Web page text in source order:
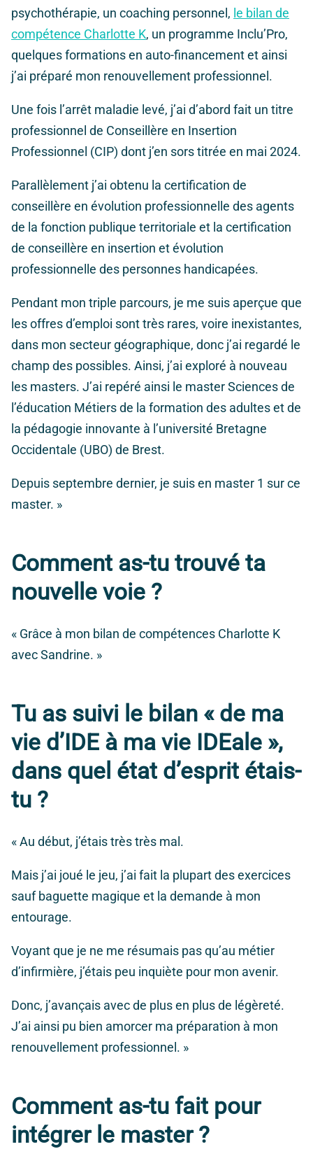
psychothérapie, un coaching personnel, le bilan de
compétence Charlotte K, un programme Inclu’Pro,
quelques formations en auto-financement et ainsi
j’ai préparé mon renouvellement professionnel.
Une fois l’arrêt maladie levé, j’ai d’abord fait un titre
professionnel de Conseillère en Insertion
Professionnel (CIP) dont j’en sors titrée en mai 2024.
Parallèlement j’ai obtenu la certification de
conseillère en évolution professionnelle des agents
de la fonction publique territoriale et la certification
de conseillère en insertion et évolution
professionnelle des personnes handicapées.
Pendant mon triple parcours, je me suis aperçue que
les offres d’emploi sont très rares, voire inexistantes,
dans mon secteur géographique, donc j’ai regardé le
champ des possibles. Ainsi, j’ai exploré à nouveau
les masters. J’ai repéré ainsi le master Sciences de
l’éducation Métiers de la formation des adultes et de
la pédagogie innovante à l’université Bretagne
Occidentale (UBO) de Brest.
Depuis septembre dernier, je suis en master 1 sur ce
master. »
Comment as-tu trouvé ta
nouvelle voie ?
« Grâce à mon bilan de compétences Charlotte K
avec Sandrine. »
Tu as suivi le bilan « de ma
vie d’IDE à ma vie IDEale »,
dans quel état d’esprit étais-
tu ?
« Au début, j’étais très très mal.
Mais j’ai joué le jeu, j’ai fait la plupart des exercices
sauf baguette magique et la demande à mon
entourage.
Voyant que je ne me résumais pas qu’au métier
d’infirmière, j’étais peu inquiète pour mon avenir.
Donc, j’avançais avec de plus en plus de légèreté.
J’ai ainsi pu bien amorcer ma préparation à mon
renouvellement professionnel. »
Comment as-tu fait pour
intégrer le master ?